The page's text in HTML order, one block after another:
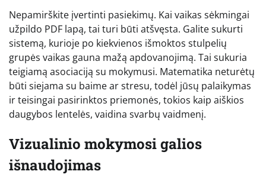
Nepamirškite įvertinti pasiekimų. Kai vaikas sėkmingai
užpildo PDF lapą, tai turi būti atšvęsta. Galite sukurti
sistemą, kurioje po kiekvienos išmoktos stulpelių
grupės vaikas gauna mažą apdovanojimą. Tai sukuria
teigiamą asociaciją su mokymusi. Matematika neturėtų
būti siejama su baime ar stresu, todėl jūsų palaikymas
ir teisingai pasirinktos priemonės, tokios kaip aiškios
daugybos lentelės, vaidina svarbų vaidmenį.
Vizualinio mokymosi galios
išnaudojimas